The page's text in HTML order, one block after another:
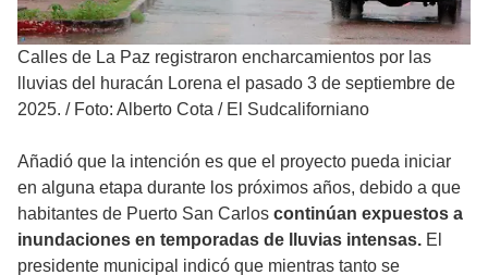
Calles de La Paz registraron encharcamientos por las
lluvias del huracán Lorena el pasado 3 de septiembre de
2025. / Foto: Alberto Cota / El Sudcaliforniano
Añadió que la intención es que el proyecto pueda iniciar
en alguna etapa durante los próximos años, debido a que
habitantes de Puerto San Carlos continúan expuestos a
inundaciones en temporadas de lluvias intensas. El
presidente municipal indicó que mientras tanto se